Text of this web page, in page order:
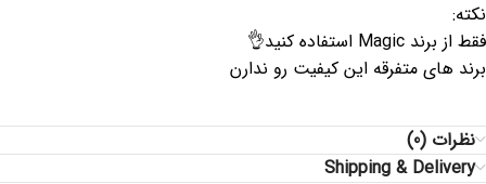
نکته:
فقط از برند Magic استفاده کنید👌
برند های متفرقه این کیفیت رو ندارن
نظرات (0)
Shipping & Delivery